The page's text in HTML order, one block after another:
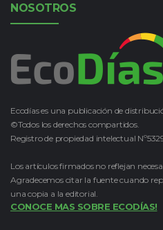
NOSOTROS
Ecodías es una publicación de
©Todos los derechos compartidos.
Registro de propiedad intelectual
Los artículos firmados no reflejan
Agradecemos citar la fuente cuando
una copia a la editorial.
CONOCE MAS SOBRE ECODÍAS!